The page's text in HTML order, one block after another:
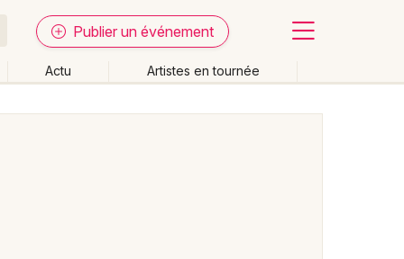
Publier un événement
Actu Artistes en tournée